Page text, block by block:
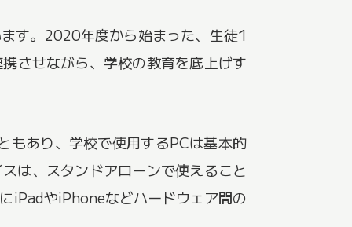
す。2020年度から始まった、生徒1
させながら、学校の教育を底上げす
あり、学校で使用するPCは基本的
は、スタンドアローンで使えること
iPadやiPhoneなどハードウェア間の